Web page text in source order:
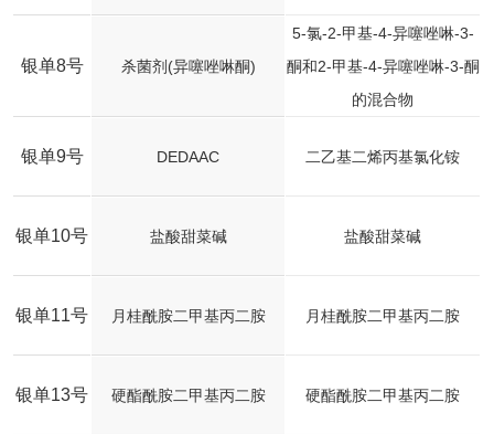
银单8号 杀菌剂(异噻唑啉酮)
5-氯-2-甲基-4-异噻唑啉-3-
酮和2-甲基-4-异噻唑啉-3-酮
的混合物
银单9号 DEDAAC 二乙基二烯丙基氯化铵
银单10号 盐酸甜菜碱 盐酸甜菜碱
银单11号 月桂酰胺二甲基丙二胺 月桂酰胺二甲基丙二胺
银单13号 硬酯酰胺二甲基丙二胺 硬酯酰胺二甲基丙二胺